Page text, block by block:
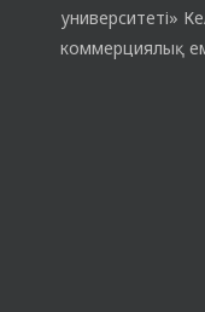
университеті»
коммерциялық